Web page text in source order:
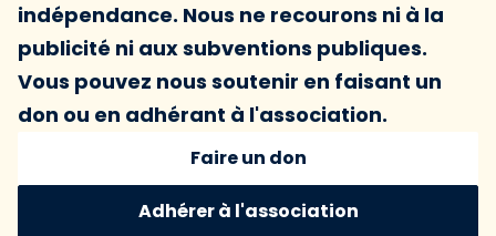
indépendance. Nous ne recourons ni à la
publicité ni aux subventions publiques.
Vous pouvez nous soutenir en faisant un
don ou en adhérant à l'association.
Faire un don
Adhérer à l'association